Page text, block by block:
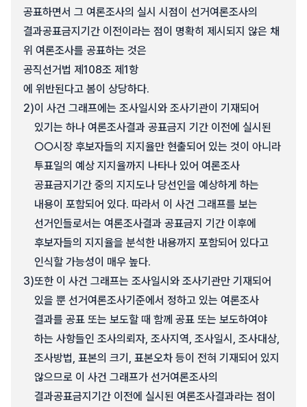
공표하면서 그 여론조사의 실시 시점이 선거여론조사의
결과공표금지기간 이전이라는 점이 명확히 제시되지 않은 채
위 여론조사를 공표하는 것은
공직선거법 제108조 제1항
에 위반된다고 봄이 상당하다.
2)이 사건 그래프에는 조사일시와 조사기관이 기재되어
있기는 하나 여론조사결과 공표금지 기간 이전에 실시된
○○시장 후보자들의 지지율만 현출되어 있는 것이 아니라
투표일의 예상 지지율까지 나타나 있어 여론조사
공표금지기간 중의 지지도나 당선인을 예상하게 하는
내용이 포함되어 있다. 따라서 이 사건 그래프를 보는
선거인들로서는 여론조사결과 공표금지 기간 이후에
후보자들의 지지율을 분석한 내용까지 포함되어 있다고
인식할 가능성이 매우 높다.
3)또한 이 사건 그래프는 조사일시와 조사기관만 기재되어
있을 뿐 선거여론조사기준에서 정하고 있는 여론조사
결과를 공표 또는 보도할 때 함께 공표 또는 보도하여야
하는 사항들인 조사의뢰자, 조사지역, 조사일시, 조사대상,
조사방법, 표본의 크기, 표본오차 등이 전혀 기재되어 있지
않으므로 이 사건 그래프가 선거여론조사의
결과공표금지기간 이전에 실시된 여론조사결과라는 점이